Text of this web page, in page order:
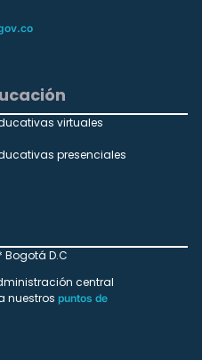
virtuales
presenciales
Bogotá D.C
central
nuestros puntos de